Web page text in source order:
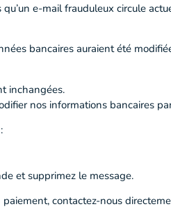
e-mail frauduleux circule
bancaires auraient été
inchangées.
nos informations bancaires
et supprimez le message.
paiement, contactez-nous